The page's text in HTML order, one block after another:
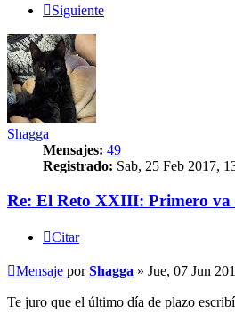
Siguiente
Shagga
Mensajes: 49
Registrado: Sab, 25 Feb 2017,
Re: El Reto XXIII: Primero va
Citar
Mensaje porShagga » Jue, 07 Jun
Te juro que el último día de plazo